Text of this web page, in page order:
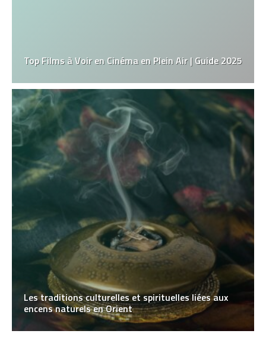
Top Films à Voir en Cinéma en Plein Air | Guide 2025
Les traditions culturelles et spirituelles liées aux
encens naturels en Orient